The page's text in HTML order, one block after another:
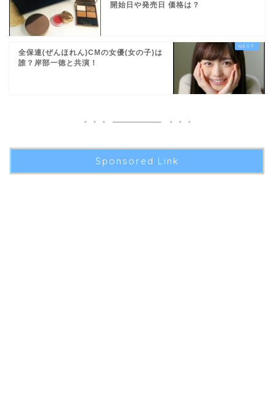
開始日や発売日 価格は？
全保連(ぜんほれん)CMの女優(女の子)は
誰？岸部一徳と共演！
Sponsored Link